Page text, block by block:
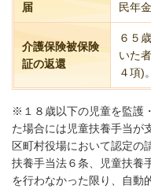
届
民年
介護保険被保険
証の返還
６５
いた
４項)。
※１８歳以下の児童を監護
た場合には児童扶養手当が
区町村役場において認定の
扶養手当法６条、児童扶養
を行わなかった限り、自動